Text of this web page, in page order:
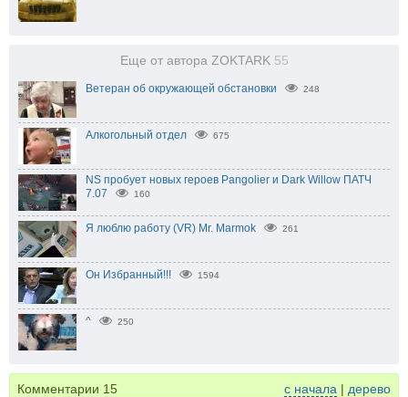
Еще от автора ZOKTARK 55
Ветеран об окружающей обстановки 248
Алкогольный отдел 675
NS пробует новых героев Pangolier и Dark Willow ПАТЧ
7.07
160
Я люблю работу (VR) Mr. Marmok 261
Он Избранный!!! 1594
^ 250
Комментарии 15 с начала | дерево